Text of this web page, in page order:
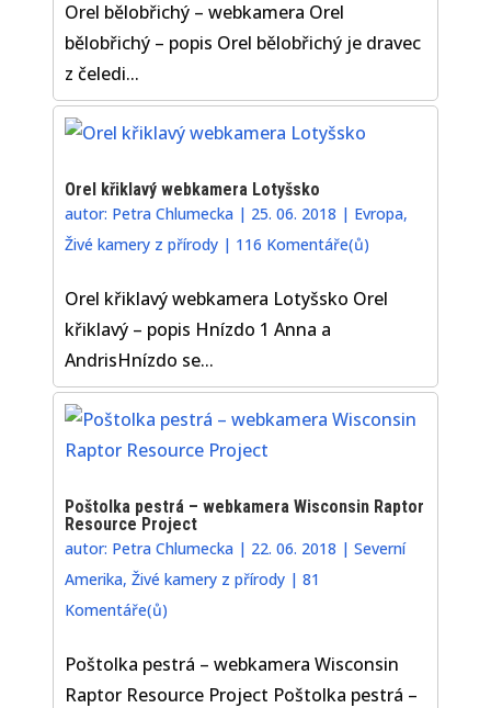
Orel bělobřichý – webkamera Orel
bělobřichý – popis Orel bělobřichý je dravec
z čeledi...
Orel křiklavý webkamera Lotyšsko
autor: Petra Chlumecka | 25. 06. 2018 | Evropa,
Živé kamery z přírody | 116 Komentáře(ů)
Orel křiklavý webkamera Lotyšsko Orel
křiklavý – popis Hnízdo 1 Anna a
AndrisHnízdo se...
Poštolka pestrá – webkamera Wisconsin Raptor
Resource Project
autor: Petra Chlumecka | 22. 06. 2018 |Severní
Amerika,Živé kamery z přírody |81
Komentáře(ů)
Poštolka pestrá – webkamera Wisconsin
Raptor Resource Project Poštolka pestrá –